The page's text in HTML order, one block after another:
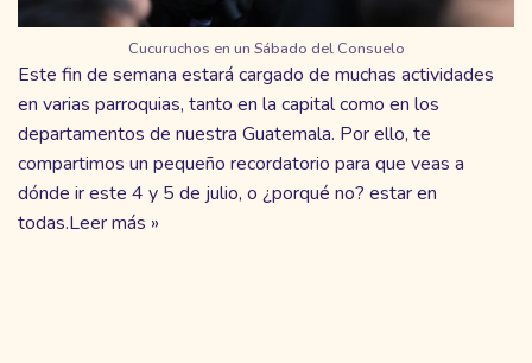
Cucuruchos en un Sábado del Consuelo
Este fin de semana estará cargado de muchas actividades
en varias parroquias, tanto en la capital como en los
departamentos de nuestra Guatemala. Por ello, te
compartimos un pequeño recordatorio para que veas a
dónde ir este 4 y 5 de julio, o ¿porqué no? estar en
todas.Leer más »